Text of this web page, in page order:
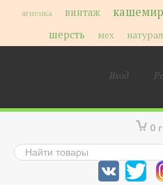
ягненка
винтаж кашемир
шерсть
мех
Вход
0